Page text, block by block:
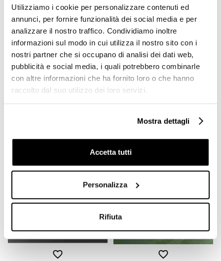
Utilizziamo i cookie per personalizzare contenuti ed
annunci, per fornire funzionalità dei social media e per
analizzare il nostro traffico. Condividiamo inoltre
informazioni sul modo in cui utilizza il nostro sito con i
nostri partner che si occupano di analisi dei dati web,
pubblicità e social media, i quali potrebbero combinarle
con altre informazioni che ha fornito loro o che hanno
raccolto dal suo utilizzo dei loro servizi.
Mostra dettagli
Accetta tutti
Personalizza
Rifiuta
Lavabo d'appoggio tondo
Lavabi JDS - Jaquar
Lavabo d'appoggio rotondo
€ 73,20 € 54,90